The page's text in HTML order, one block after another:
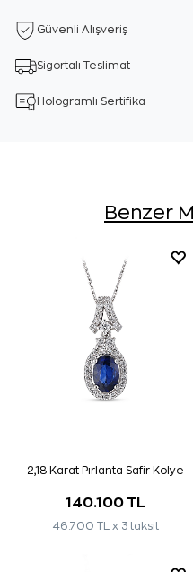
Güvenli Alışveriş
Sigortalı Teslimat
Hologramlı Sertifika
Benzer
2,18 Karat Pırlanta Safir Kolye
140.100 TL
46.700 TL x 3 taksit